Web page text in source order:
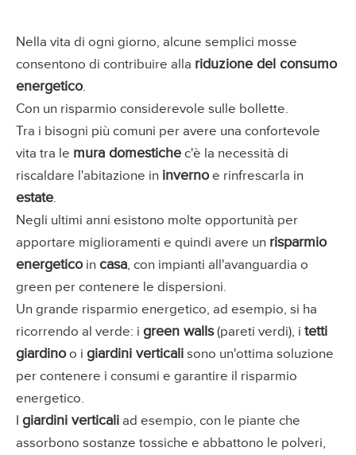
Nella vita di ogni giorno, alcune semplici mosse
consentono di contribuire alla riduzione del consumo
energetico.
Con un risparmio considerevole sulle bollette.
Tra i bisogni più comuni per avere una confortevole
vita tra le mura domestiche c'è la necessità di
riscaldare l'abitazione in invernoe rinfrescarla in
estate.
Negli ultimi anni esistono molte opportunità per
apportare miglioramenti e quindi avere un risparmio
energeticoin casa, con impianti all'avanguardia o
green per contenere le dispersioni.
Un grande risparmio energetico, ad esempio, si ha
ricorrendo al verde: i green walls(pareti verdi), i tetti
giardinoo i giardini verticali sono un'ottima soluzione
per contenere i consumi e garantire il risparmio
energetico.
I giardini verticali ad esempio, con le piante che
assorbono sostanze tossiche e abbattono le polveri,